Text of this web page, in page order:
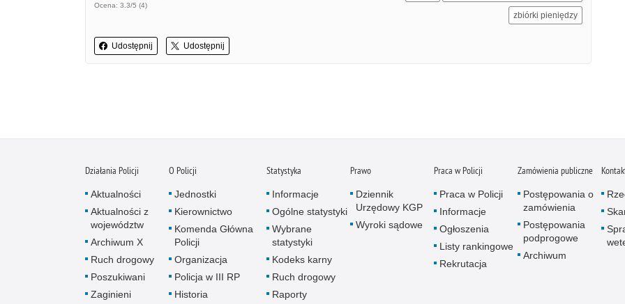
Ocena: 3.3/5 (4)
Udostępnij Udostępnij
zbiórki pieniędzy
Działania Policji
Aktualności
Aktualności z
województw
Archiwum X
Ruch drogowy
Poszukiwani
Zaginieni
O Policji
Jednostki
Kierownictwo
Komenda Główna
Policji
Organizacja
Policja w III RP
Historia
Statystyka
Informacje
Ogólne statystyki
Wybrane
statystyki
Kodeks karny
Ruch drogowy
Raporty
Prawo
Dziennik
Urzędowy KGP
Wyroki sądowe
Praca w Policji
Praca w Policji
Informacje
Ogłoszenia
Listy rankingowe
Rekrutacja
Zamówienia publiczne
Postępowania o
zamówienia
Postępowania
podprogowe
Archiwum